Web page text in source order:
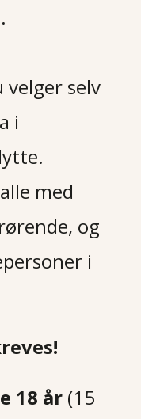
selv
i
med
og
i
18 år (15